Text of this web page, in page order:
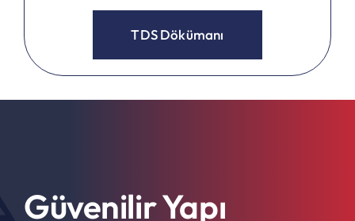
TDS Dökümanı
Güvenilir Yapı